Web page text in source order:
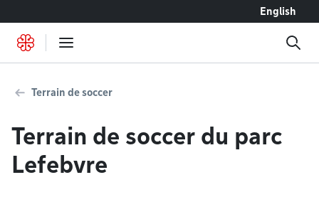
English
Terrain de soccer
Terrain de soccer du parc
Lefebvre